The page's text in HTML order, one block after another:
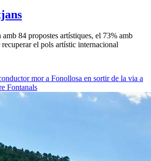
84 propostes artístiques, el 73% amb
recuperar el pols artístic internacional
mor a Fonollosa en sortir de la via a
Fontanals